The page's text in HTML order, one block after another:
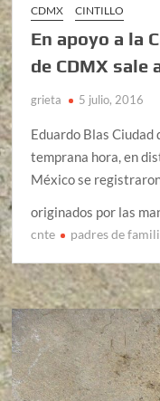
CDMX CINTILLO
En apoyo a la
de CDMX sale
grieta 5 julio, 2016
Eduardo Blas
temprana hora, en
México se
originados por las
cnte padres de